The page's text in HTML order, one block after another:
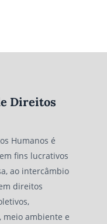
Direitos
Humanos é
fins lucrativos
ao intercâmbio
direitos
meio ambiente e